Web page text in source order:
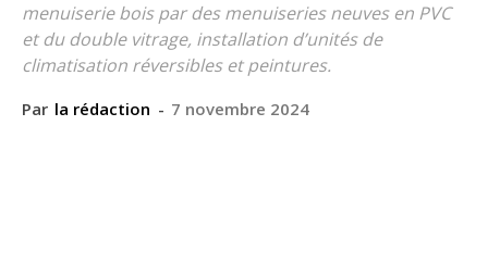
menuiserie bois par des menuiseries neuves en PVC
et du double vitrage, installation d’unités de
climatisation réversibles et peintures.
Par la rédaction - 7 novembre 2024